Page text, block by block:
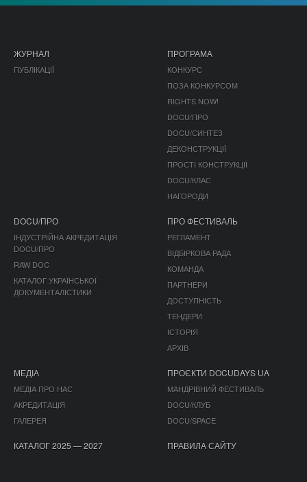
ЖУРНАЛ
ПУБЛІКАЦІЇ
ПРОГРАМА
КОНКУРС
ПОЗА КОНКУРСОМ
RIGHTS NOW!
DOCU/ПРО
DOCU/СИНТЕЗ
ДЕКОНСТРУКЦІЇ
ПРОСТІ КОНСТРУКЦІЇ
DOCU/КЛАС
НАГОРОДИ
DOCU/ПРО
ІНДУСТРІЙНА АКРЕДИТАЦІЯ
DOCU/ПРО
RAW DOC
КАТАЛОГ УКРАЇНСЬКОЇ
ДОКУМЕНТАЛІСТИКИ
ПРО ФЕСТИВАЛЬ
РЕГЛАМЕНТ
ВІДБІРКОВА РАДА
КОМАНДА
ПАРТНЕРИ
ДОСТУПНІСТЬ
ТЕНДЕРИ
ІСТОРІЯ
АРХІВ
МЕДІА
МЕДІА ПРО НАС
АКРЕДИТАЦІЯ
ГАЛЕРЕЯ
ПРОЄКТИ DOCUDAYS UA
МАНДРІВНИЙ ФЕСТИВАЛЬ
DOCU/КЛУБ
DOCU/SPACE
КАТАЛОГ 2025 — 2027 ПРАВИЛА САЙТУ